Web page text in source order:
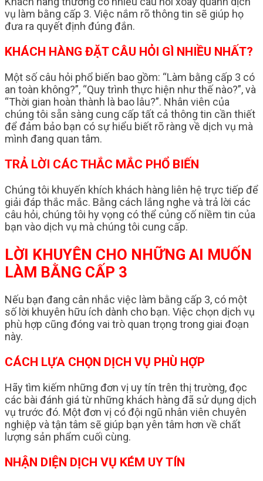
vụ làm bằng cấp 3. Việc nắm rõ thông tin sẽ giúp họ
đưa ra quyết định đúng đắn.
KHÁCH HÀNG ĐẶT CÂU HỎI GÌ NHIỀU NHẤT?
Một số câu hỏi phổ biến bao gồm: “Làm bằng cấp 3 có
an toàn không?”, “Quy trình thực hiện như thế nào?”, và
“Thời gian hoàn thành là bao lâu?”. Nhân viên của
chúng tôi sẵn sàng cung cấp tất cả thông tin cần thiết
để đảm bảo bạn có sự hiểu biết rõ ràng về dịch vụ mà
mình đang quan tâm.
TRẢ LỜI CÁC THẮC MẮC PHỔ BIẾN
Chúng tôi khuyến khích khách hàng liên hệ trực tiếp để
giải đáp thắc mắc. Bằng cách lắng nghe và trả lời các
câu hỏi, chúng tôi hy vọng có thể củng cố niềm tin của
bạn vào dịch vụ mà chúng tôi cung cấp.
LỜI KHUYÊN CHO NHỮNG AI MUỐN
LÀM BẰNG CẤP 3
Nếu bạn đang cân nhắc việc làm bằng cấp 3, có một
số lời khuyên hữu ích dành cho bạn. Việc chọn dịch vụ
phù hợp cũng đóng vai trò quan trọng trong giai đoạn
này.
CÁCH LỰA CHỌN DỊCH VỤ PHÙ HỢP
Hãy tìm kiếm những đơn vị uy tín trên thị trường, đọc
các bài đánh giá từ những khách hàng đã sử dụng dịch
vụ trước đó. Một đơn vị có đội ngũ nhân viên chuyên
nghiệp và tận tâm sẽ giúp bạn yên tâm hơn về chất
lượng sản phẩm cuối cùng.
NHẬN DIỆN DỊCH VỤ KÉM UY TÍN